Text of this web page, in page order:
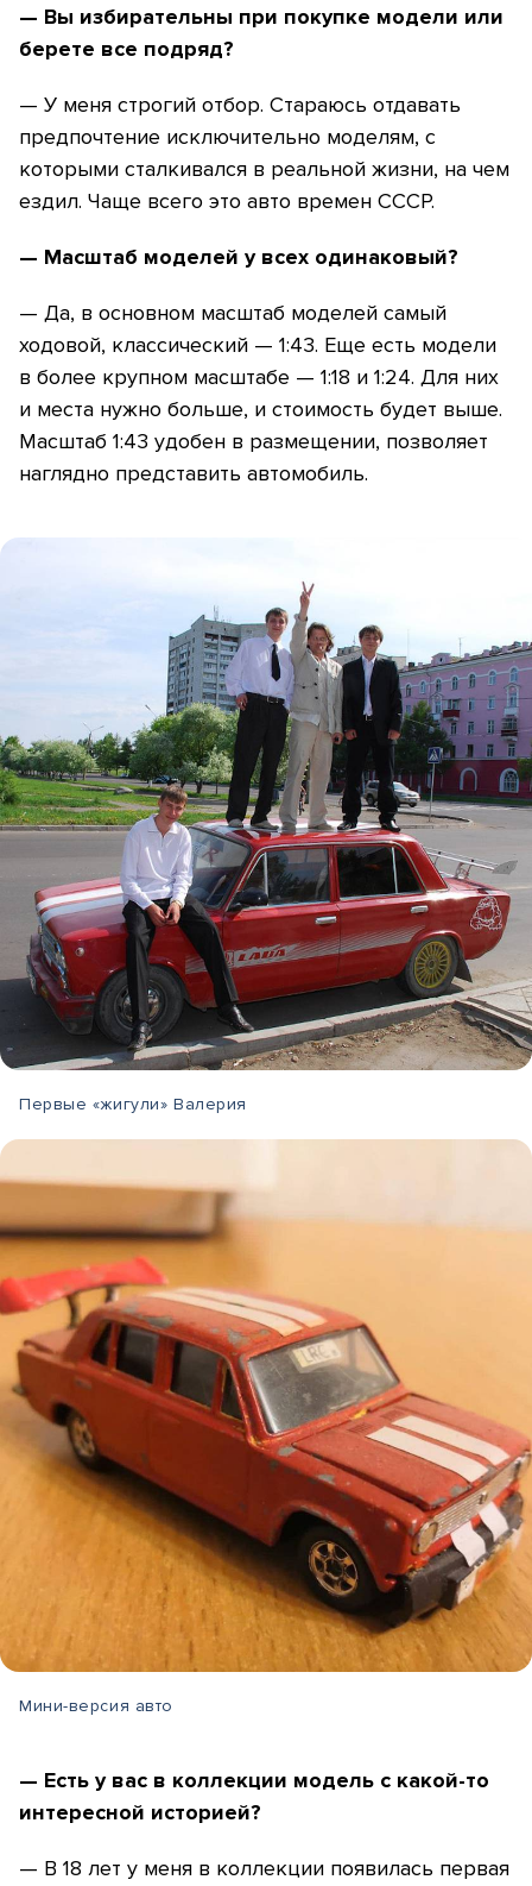
— Вы избирательны при покупке модели или
берете все подряд?
— У меня строгий отбор. Стараюсь отдавать
предпочтение исключительно моделям, с
которыми сталкивался в реальной жизни, на чем
ездил. Чаще всего это авто времен СССР.
— Масштаб моделей у всех одинаковый?
— Да, в основном масштаб моделей самый
ходовой, классический — 1:43. Еще есть модели
в более крупном масштабе — 1:18 и 1:24. Для них
и места нужно больше, и стоимость будет выше.
Масштаб 1:43 удобен в размещении, позволяет
наглядно представить автомобиль.
Первые «жигули» Валерия
Мини-версия авто
— Есть у вас в коллекции модель с какой-то
интересной историей?
— В 18 лет у меня в коллекции появилась первая